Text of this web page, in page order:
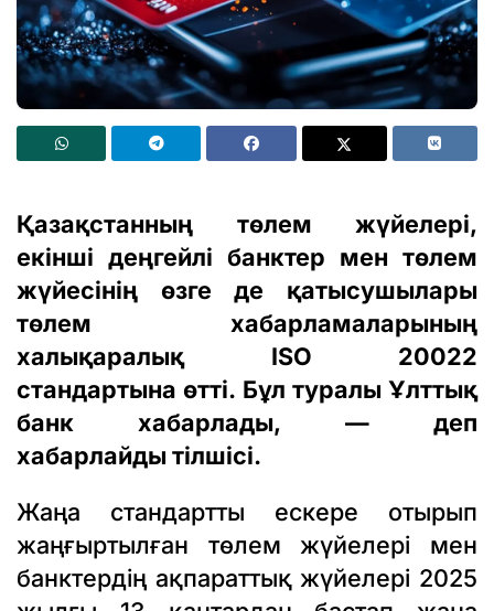
Қазақстанның төлем жүйелері,
екінші деңгейлі банктер мен төлем
жүйесінің өзге де қатысушылары
төлем хабарламаларының
халықаралық ISO 20022
стандартына өтті. Бұл туралы Ұлттық
банк хабарлады, — деп
хабарлайды тілшісі.
Жаңа стандартты ескере отырып
жаңғыртылған төлем жүйелері мен
банктердің ақпараттық жүйелері 2025